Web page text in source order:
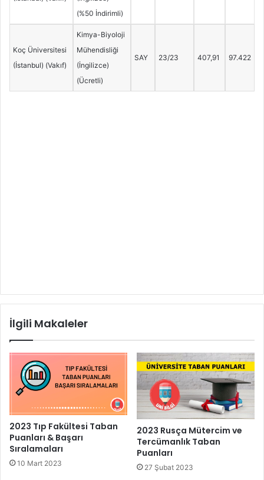
(%50 İndirimli)
Koç Üniversitesi
(İstanbul) (Vakıf)
Kimya-Biyoloji
Mühendisliği
(İngilizce)
(Ücretli)
SAY 23/23 407,91 97.422
İlgili Makaleler
2023 Tıp Fakültesi Taban
Puanları & Başarı
Sıralamaları
10 Mart 2023
2023 Rusça Mütercim ve
Tercümanlık Taban
Puanları
27 Şubat 2023